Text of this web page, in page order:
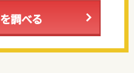
を調べる